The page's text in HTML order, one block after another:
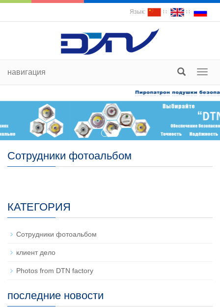
Язык: ∷ ∷
навигация
Сотрудники фотоальбом
КАТЕГОРИЯ
Сотрудники фотоальбом
клиент дело
Photos from DTN factory
последние новости